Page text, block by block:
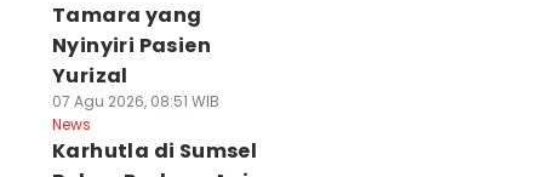
Tamara yang
Nyinyiri Pasien
Yurizal
07 Agu 2026, 08:51 WIB
News
Karhutla di Sumsel